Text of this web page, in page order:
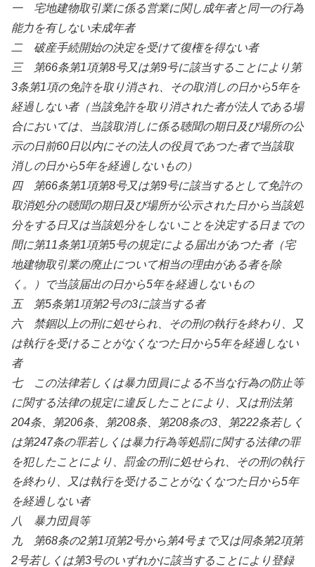
一 宅地建物取引業に係る営業に関し成年者と同一の行為
能力を有しない未成年者
二 破産手続開始の決定を受けて復権を得ない者
三 第66条第1項第8号又は第9号に該当することにより第
3条第1項の免許を取り消され、その取消しの日から5年を
経過しない者（当該免許を取り消された者が法人である場
合においては、当該取消しに係る聴聞の期日及び場所の公
示の日前60日以内にその法人の役員であつた者で当該取
消しの日から5年を経過しないもの）
四 第66条第1項第8号又は第9号に該当するとして免許の
取消処分の聴聞の期日及び場所が公示された日から当該処
分をする日又は当該処分をしないことを決定する日までの
間に第11条第1項第5号の規定による届出があつた者（宅
地建物取引業の廃止について相当の理由がある者を除
く。）で当該届出の日から5年を経過しないもの
五 第5条第1項第2号の3に該当する者
六 禁錮以上の刑に処せられ、その刑の執行を終わり、又
は執行を受けることがなくなつた日から5年を経過しない
者
七 この法律若しくは暴力団員による不当な行為の防止等
に関する法律の規定に違反したことにより、又は刑法第
204条、第206条、第208条、第208条の3、第222条若しく
は第247条の罪若しくは暴力行為等処罰に関する法律の罪
を犯したことにより、罰金の刑に処せられ、その刑の執行
を終わり、又は執行を受けることがなくなつた日から5年
を経過しない者
八 暴力団員等
九 第68条の2第1項第2号から第4号まで又は同条第2項第
2号若しくは第3号のいずれかに該当することにより登録